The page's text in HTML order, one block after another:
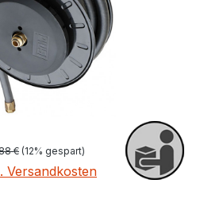
Preis:
€ (12% gespart)
Versandkosten